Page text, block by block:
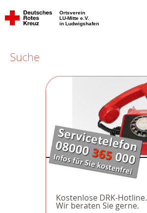
Ortsverein
LU-Mitte e.V.
in Ludwigshafen
Suche
Kostenlose DRK-Hotline.
Wir beraten Sie gerne.